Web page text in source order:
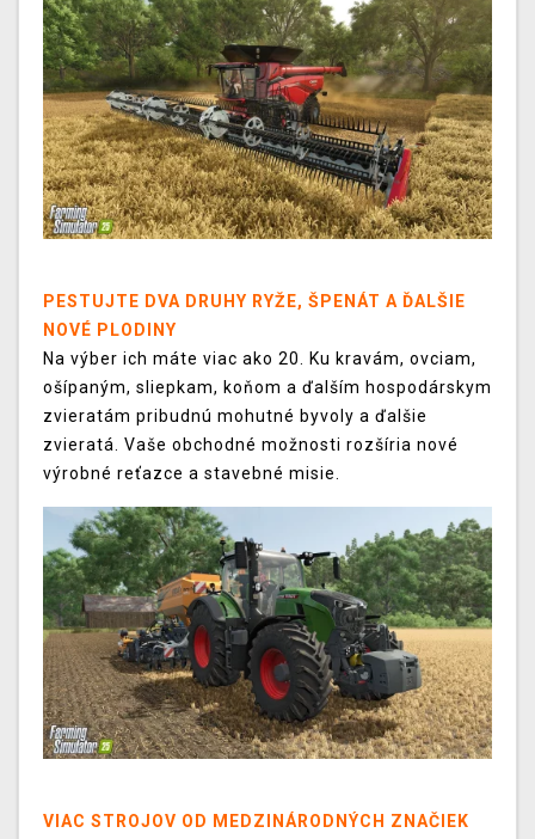
PESTUJTE DVA DRUHY RYŽE, ŠPENÁT A ĎALŠIE
NOVÉ PLODINY
Na výber ich máte viac ako 20. Ku kravám, ovciam,
ošípaným, sliepkam, koňom a ďalším hospodárskym
zvieratám pribudnú mohutné byvoly a ďalšie
zvieratá. Vaše obchodné možnosti rozšíria nové
výrobné reťazce a stavebné misie.
VIAC STROJOV OD MEDZINÁRODNÝCH ZNAČIEK